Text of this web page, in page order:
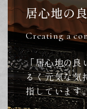
居心地の
Creating a
「居心地の良
るく元気な気
指しています